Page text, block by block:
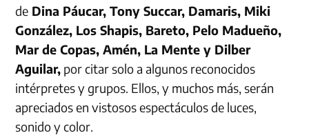
de Dina Páucar, Tony Succar, Damaris, Miki
González, Los Shapis, Bareto, Pelo Madueño,
Mar de Copas, Amén, La Mente y Dilber
Aguilar, por citar solo a algunos reconocidos
intérpretes y grupos. Ellos, y muchos más, serán
apreciados en vistosos espectáculos de luces,
sonido y color.